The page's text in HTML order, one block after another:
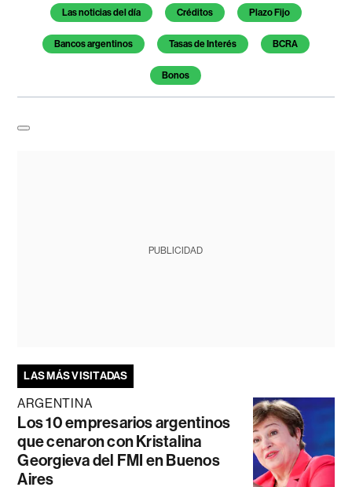
Las noticias del día Créditos Plazo Fijo
Bancos argentinos Tasas de Interés BCRA
Bonos
PUBLICIDAD
LAS MÁS VISITADAS
ARGENTINA
Los 10 empresarios argentinos
que cenaron con Kristalina
Georgieva del FMI en Buenos
Aires